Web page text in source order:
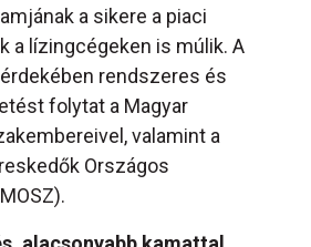
a sikere a piaci
a lízingcégeken is múlik. A
rendszeres és
folytat a Magyar
valamint a
Országos